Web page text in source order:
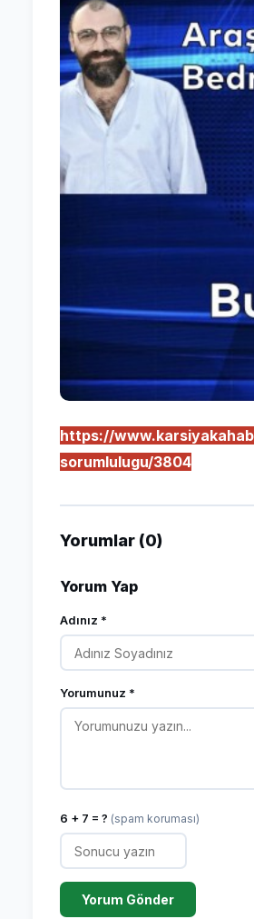
https://
sorumlulugu/3804
Yorumlar (0)
Yorum Yap
Adınız *
Yorumunuz *
6 + 7 = ? (spam koruması)
Yorum Gönder